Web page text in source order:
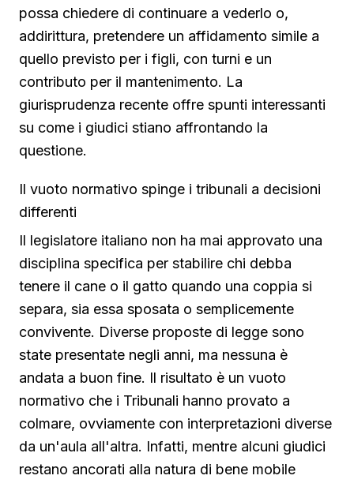
possa chiedere di continuare a vederlo o,
addirittura, pretendere un affidamento simile a
quello previsto per i figli, con turni e un
contributo per il mantenimento. La
giurisprudenza recente offre spunti interessanti
su come i giudici stiano affrontando la
questione.
Il vuoto normativo spinge i tribunali a decisioni
differenti
Il legislatore italiano non ha mai approvato una
disciplina specifica per stabilire chi debba
tenere il cane o il gatto quando una coppia si
separa, sia essa sposata o semplicemente
convivente. Diverse proposte di legge sono
state presentate negli anni, ma nessuna è
andata a buon fine. Il risultato è un vuoto
normativo che i Tribunali hanno provato a
colmare, ovviamente con interpretazioni diverse
da un'aula all'altra. Infatti, mentre alcuni giudici
restano ancorati alla natura di bene mobile